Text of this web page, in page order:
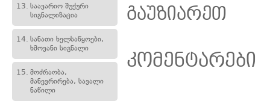
13. საავარიო შუქური
სიგნალიზაცია
14. სანათი ხელსაწყოები,
ხმოვანი სიგნალი
15. მოძრაობა,
მანევრირება, სავალი
ნაწილი
გაუზიარეთ
კომენტარები